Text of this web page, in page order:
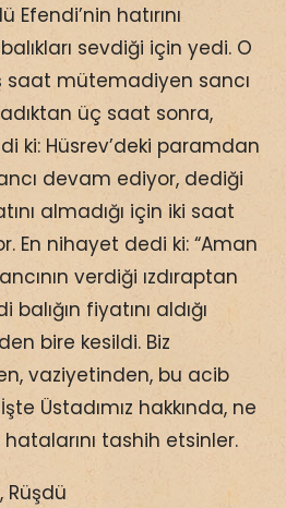
Efendi’nin hatırını
sevdiği için yedi. O
saat mütemadiyen sancı
üç saat sonra,
ki: Hüsrev’deki paramdan
devam ediyor, dediği
almadığı için iki saat
En nihayet dedi ki: “Aman
verdiği ızdıraptan
fiyatını aldığı
bire kesildi. Biz
vaziyetinden, bu acib
Üstadımız hakkında, ne
tashih etsinler.
Rüşdü